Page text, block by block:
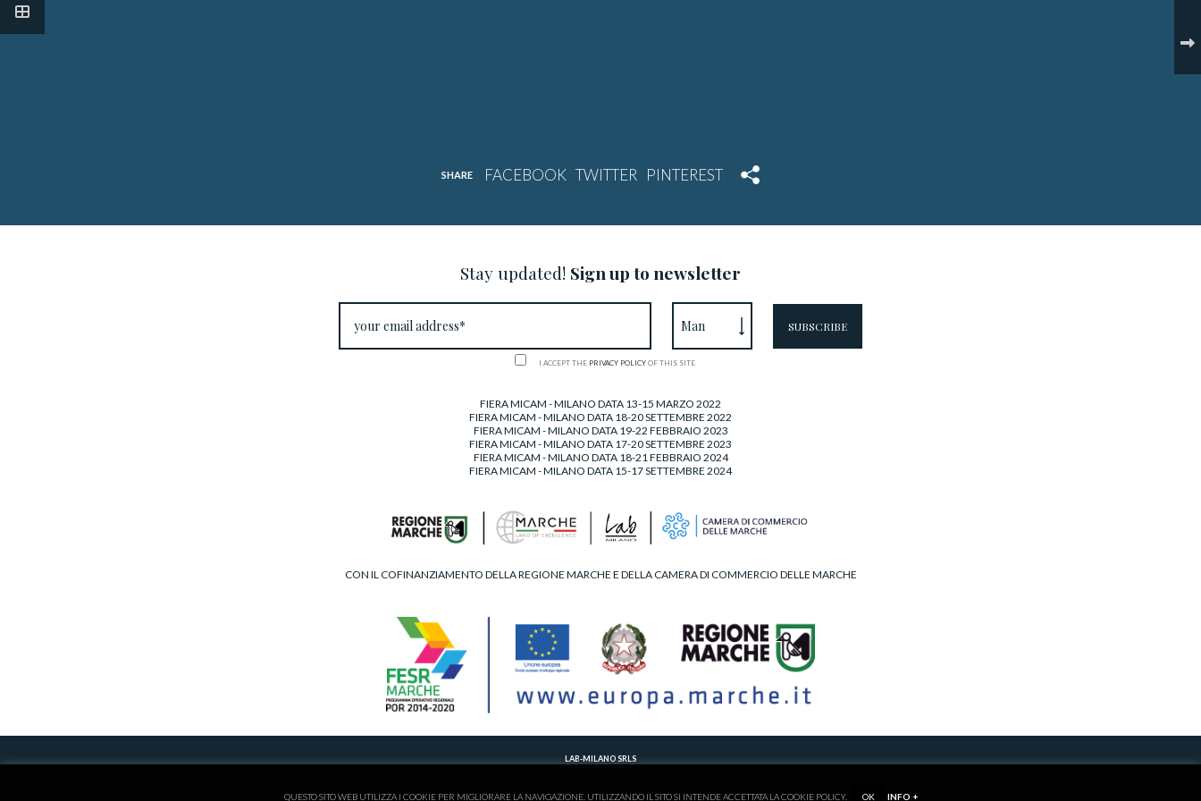
SHARE
Stay updated! Sign up to newsletter
I ACCEPT THE PRIVACY POLICY OF THIS SITE
FIERA MICAM - MILANO DATA 13-15 MARZO 2022
FIERA MICAM - MILANO DATA 18-20 SETTEMBRE 2022
FIERA MICAM - MILANO DATA 19-22 FEBBRAIO 2023
FIERA MICAM - MILANO DATA 17-20 SETTEMBRE 2023
FIERA MICAM - MILANO DATA 18-21 FEBBRAIO 2024
FIERA MICAM - MILANO DATA 15-17 SETTEMBRE 2024
CON IL COFINANZIAMENTO DELLA REGIONE MARCHE E DELLA CAMERA DI COMMERCIO DELLE MARCHE
LAB-MILANO SRLS
CONTRIBUTI INCASSATI NEL 2021
QUESTO SITO WEB UTILIZZA I COOKIE PER MIGLIORARE LA NAVIGAZIONE. UTILIZZANDO IL SITO SI INTENDE ACCETTATA LA COOKIE POLICY. OK INFO +